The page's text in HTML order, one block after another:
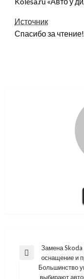
Источник
Спасибо за чтение!
Навигация
записям
Previous
Замена Skoda
оснащение и
Большинство
выбирают